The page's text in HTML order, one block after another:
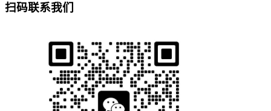
扫码联系我们